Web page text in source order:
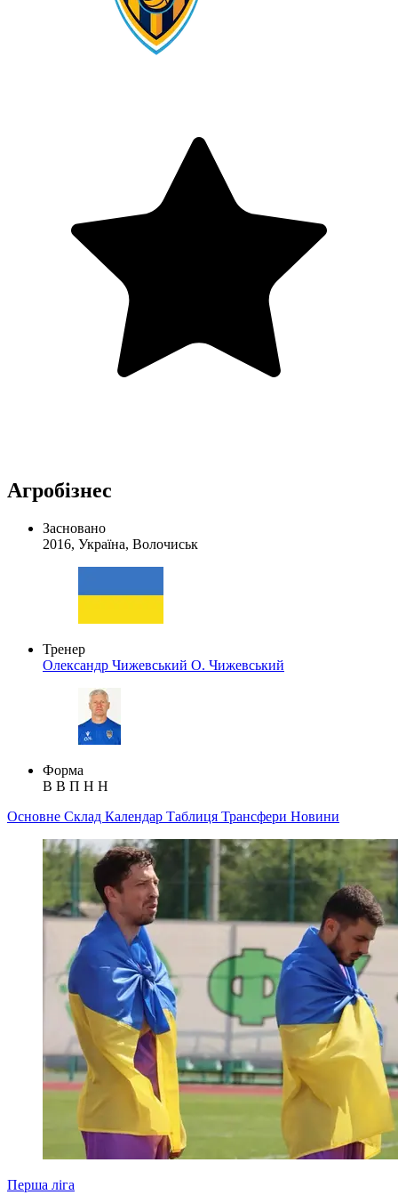
Агробізнес
Засновано
2016, Україна, Волочиськ
Тренер
Олександр Чижевський О. Чижевський
Форма
В В П Н Н
Основне Склад Календар Таблиця Трансфери Новини
Перша ліга